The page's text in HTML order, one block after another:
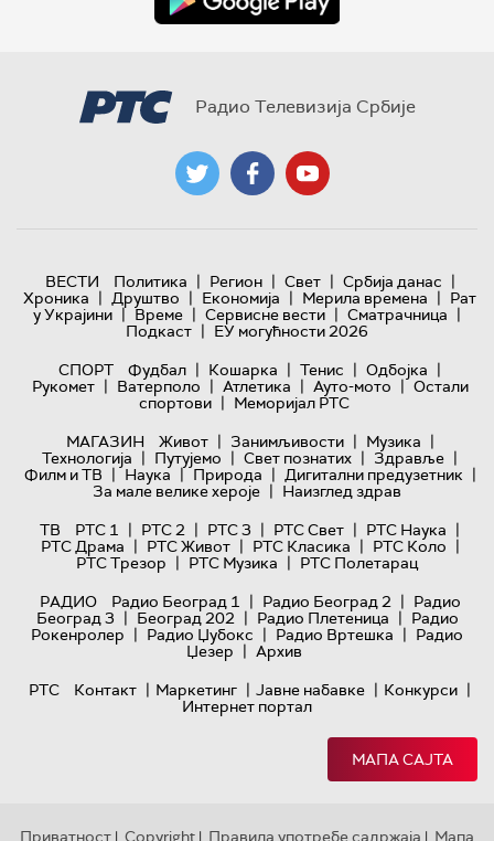
Радио Телевизија Србије
ВЕСТИ Политика | Регион | Свет | Србија данас |
Хроника | Друштво | Економија | Мерила времена | Рат
у Украјини | Време | Сервисне вести | Сматрачница |
Подкаст | ЕУ могућности 2026
СПОРТ
Фудбал | Кошарка | Тенис | Одбојка |
Рукомет | Ватерполо | Атлетика | Ауто-мото | Остали
спортови | Меморијал РТС
МАГАЗИН
Живот | Занимљивости | Музика |
Технологијa | Путујемо | Свет познатих | Здравље |
Филм и ТВ | Наука | Природа | Дигитални предузетник |
За мале велике хероје | Наизглед здрав
ТВ
РТС 1 | РТС 2 | РТС 3 | РТС Свет | РТС Наука |
РТС Драма | РТС Живот | РТС Класика | РТС Коло |
РТС Трезор | РТС Музика | РТС Полетарац
РАДИО
Радио Београд 1 | Радио Београд 2 | Радио
Београд 3 | Београд 202 | Радио Плетеница | Радио
Рокенролер | Радио Џубокс | Радио Вртешка | Радио
Џезер | Архив
РТС
Контакт | Маркетинг | Јавне набавке | Конкурси |
Интернет портал
МАПА САЈТА
Приватност | Copyright | Правила употребе садржаја | Мапа